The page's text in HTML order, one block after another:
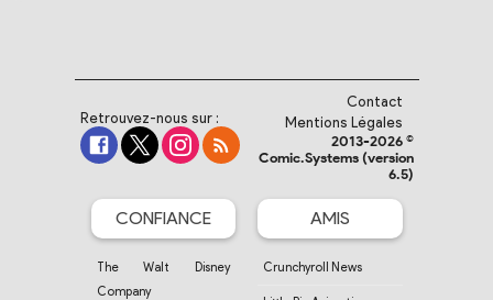
Retrouvez-nous sur :
Contact
Mentions Légales
2013-2026 ©
Comic.Systems (version
6.5)
CONFIANCE
The Walt Disney
Company
AMIS
Crunchyroll News